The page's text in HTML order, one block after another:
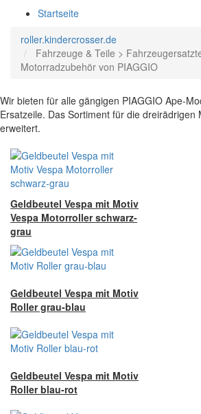
Startseite
roller.kindercrosser.de
Fahrzeuge & Teile >
Motorradzubehör von PIAGGIO
Wir bieten für alle gängigen PIAGGIO Ape-
Ersatzeile. Das Sortiment für die dreirädrigen
erweitert.
Geldbeutel Vespa mit Motiv
Vespa Motorroller schwarz-
grau
Geldbeutel Vespa mit Motiv
Roller grau-blau
Geldbeutel Vespa mit Motiv
Roller blau-rot